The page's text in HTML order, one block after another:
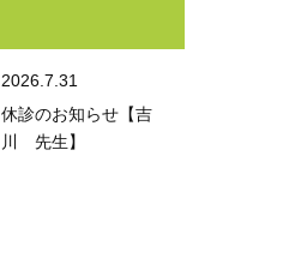
休診のお知らせ【吉
川 先生】
2026.7.31